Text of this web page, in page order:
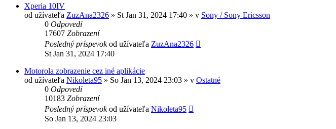
Xperia 10IV
od užívateľa ZuzAna2326 » St Jan 31, 2024 17:40 » v Sony / Sony Ericsson
0 Odpovedí
17607 Zobrazení
Posledný príspevokod užívateľa ZuzAna2326
St Jan 31, 2024 17:40
Motorola zobrazenie cez iné aplikácie
od užívateľa Nikoleta95 » So Jan 13, 2024 23:03 » v Ostatné
0 Odpovedí
10183 Zobrazení
Posledný príspevokod užívateľa Nikoleta95
So Jan 13, 2024 23:03